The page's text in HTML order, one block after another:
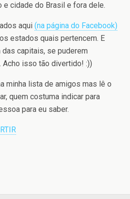
e cidade do Brasil e fora dele.
aqui (na página do Facebook)
estados quais pertencem. E
capitais, se puderem
isso tão divertido! :))
minha lista de amigos mas lê o
quem costuma indicar para
para eu saber.